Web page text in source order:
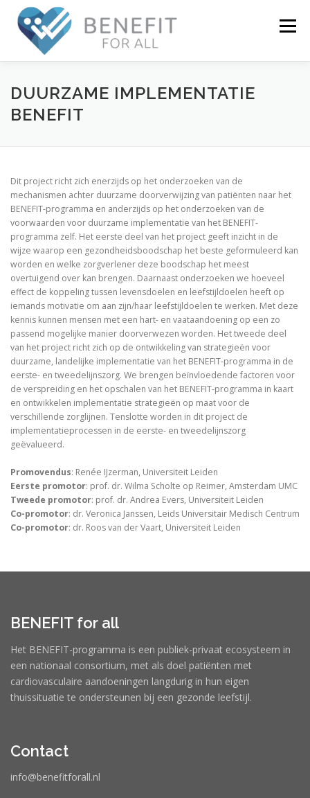
Menu
NIEUWS OVER BENEFIT ONDERZOEK
LOGIN
DUURZAME IMPLEMENTATIE
BENEFIT
Dit project richt zich enerzijds op het onderzoeken van de
mechanismen achter duurzame doorverwijzing van patiënten naar het
BENEFIT-programma en anderzijds op het onderzoeken van de
voorwaarden voor duurzame implementatie van het BENEFIT-
programma zelf. Het eerste deel van het project geeft inzicht in de
wijze waarop een gezondheidsboodschap het beste geformuleerd kan
worden en welke zorgverlener deze boodschap het meest
overtuigend over kan brengen. Daarnaast onderzoeken we hoeveel
effect de koppeling tussen levensdoelen en leefstijldoelen heeft op
iemands motivatie om aan zijn/haar leefstijldoelen te werken. Met deze
kennis kunnen mensen met een hart- en vaataandoening op een zo
passend mogelijke manier doorverwezen worden. Het tweede deel
van het project richt zich op de ontwikkeling van strategieën voor
duurzame, landelijke implementatie van het BENEFIT-programma in de
eerste- en tweedelijnszorg. We brengen beïnvloedende factoren voor
de verspreiding en het opschalen van het BENEFIT-programma in kaart
en ontwikkelen implementatie strategieën op maat voor de
verschillende zorglijnen. Tenslotte worden in dit project de
implementatieprocessen in de eerste- en tweedelijnszorg
geëvalueerd.
Promovendus: Renée IJzerman, Universiteit Leiden
Eerste promotor: prof. dr. Wilma Scholte op Reimer, Amsterdam UMC
Tweede promotor: prof. dr. Andrea Evers, Universiteit Leiden
Co-promotor: dr. Veronica Janssen, Leids Universitair Medisch Centrum
Co-promotor: dr. Roos van der Vaart, Universiteit Leiden
BENEFIT for all
Het BENEFIT-programma is een publiek-privaat ecosysteem in
een nationaal consortium, met als doel patiënten met
cardiovasculaire aandoeningen langdurig in hun eigen
thuissituatie te ondersteunen bij een gezonde leefstijl.
Contact
info@benefitforall.nl